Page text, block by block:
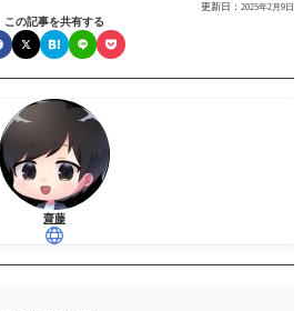
更新日： 2025年2月9日
この記事を共有する
齋藤